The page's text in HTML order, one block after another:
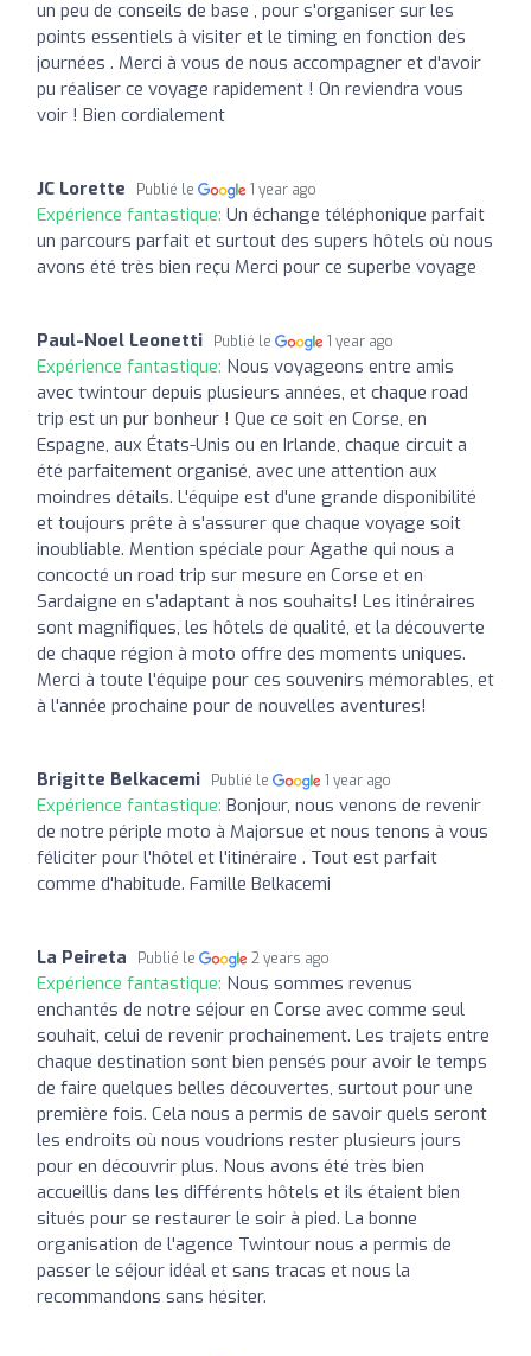
un peu de conseils de base , pour s'organiser sur les
points essentiels à visiter et le timing en fonction des
journées . Merci à vous de nous accompagner et d'avoir
pu réaliser ce voyage rapidement ! On reviendra vous
voir ! Bien cordialement
JC Lorette Publié le 1 year ago
Expérience fantastique: Un échange téléphonique parfait
un parcours parfait et surtout des supers hôtels où nous
avons été très bien reçu Merci pour ce superbe voyage
Paul-Noel Leonetti Publié le 1 year ago
Expérience fantastique: Nous voyageons entre amis
avec twintour depuis plusieurs années, et chaque road
trip est un pur bonheur ! Que ce soit en Corse, en
Espagne, aux États-Unis ou en Irlande, chaque circuit a
été parfaitement organisé, avec une attention aux
moindres détails. L'équipe est d'une grande disponibilité
et toujours prête à s'assurer que chaque voyage soit
inoubliable. Mention spéciale pour Agathe qui nous a
concocté un road trip sur mesure en Corse et en
Sardaigne en s’adaptant à nos souhaits! Les itinéraires
sont magnifiques, les hôtels de qualité, et la découverte
de chaque région à moto offre des moments uniques.
Merci à toute l'équipe pour ces souvenirs mémorables, et
à l'année prochaine pour de nouvelles aventures!
Brigitte Belkacemi Publié le 1 year ago
Expérience fantastique: Bonjour, nous venons de revenir
de notre périple moto à Majorsue et nous tenons à vous
féliciter pour l'hôtel et l'itinéraire . Tout est parfait
comme d'habitude. Famille Belkacemi
La Peireta Publié le 2 years ago
Expérience fantastique: Nous sommes revenus
enchantés de notre séjour en Corse avec comme seul
souhait, celui de revenir prochainement. Les trajets entre
chaque destination sont bien pensés pour avoir le temps
de faire quelques belles découvertes, surtout pour une
première fois. Cela nous a permis de savoir quels seront
les endroits où nous voudrions rester plusieurs jours
pour en découvrir plus. Nous avons été très bien
accueillis dans les différents hôtels et ils étaient bien
situés pour se restaurer le soir à pied. La bonne
organisation de l'agence Twintour nous a permis de
passer le séjour idéal et sans tracas et nous la
recommandons sans hésiter.